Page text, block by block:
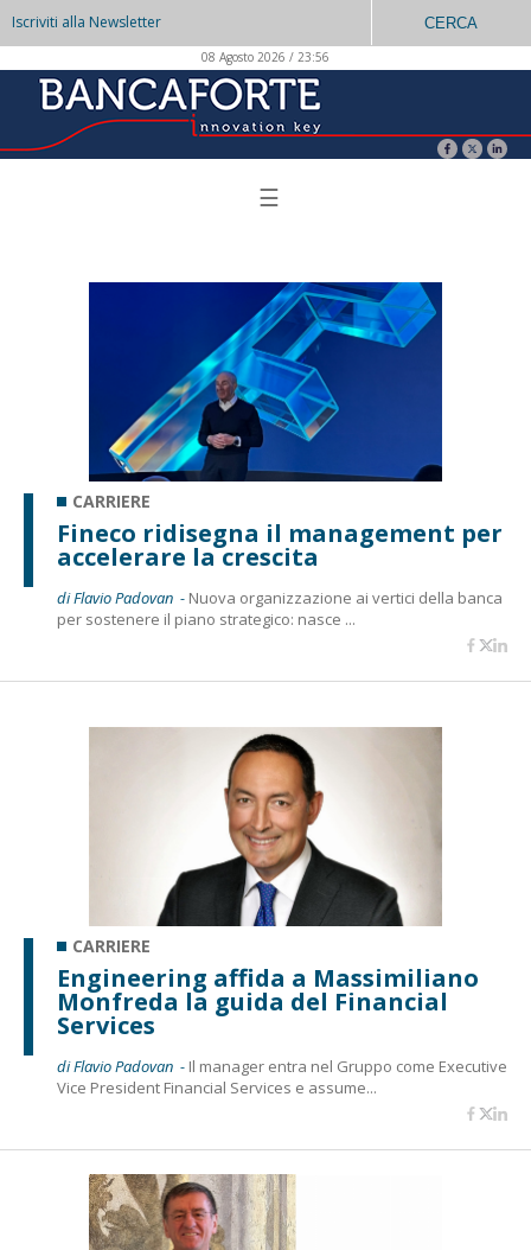
Iscriviti alla Newsletter CERCA
08 Agosto 2026 / 23:56
☰
CARRIERE
Fineco ridisegna il management per
accelerare la crescita
di Flavio Padovan - Nuova organizzazione ai vertici della banca
per sostenere il piano strategico: nasce ...
CARRIERE
Engineering affida a Massimiliano
Monfreda la guida del Financial
Services
di Flavio Padovan - Il manager entra nel Gruppo come Executive
Vice President Financial Services e assume...